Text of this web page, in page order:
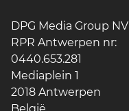
DPG Media Group NV
RPR Antwerpen nr:
0440.653.281
Mediaplein 1
2018 Antwerpen
België